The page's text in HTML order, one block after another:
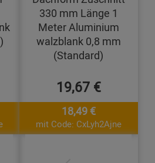
330 mm Länge 1
Meter Aluminium
walzblank 0,8 mm
(Standard)
19,67 €
18,49 €
mit Code: CxLyh2Ajne